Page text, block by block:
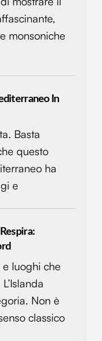
inoltre
sito con i
dei dati web,
combinarle
o che hanno
monsoniche
In
Basta
questo
ha
e
luoghi che
Non è
classico